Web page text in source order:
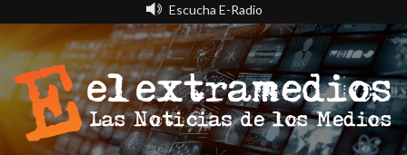
contenido
Escucha E-Radio